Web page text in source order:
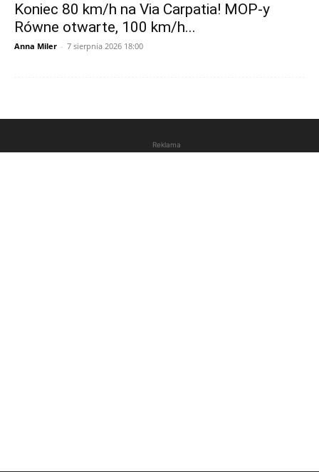
Koniec 80 km/h na Via Carpatia! MOP-y
Równe otwarte, 100 km/h...
Anna Miler - 7 sierpnia 2026 18:00
Reklama